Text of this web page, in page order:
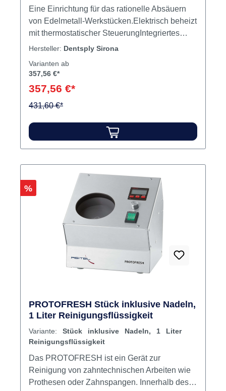
Eine Einrichtung für das rationelle Absäuern
von Edelmetall-Werkstücken.Elektrisch beheizt
mit thermostatischer SteuerungIntegriertes
Schwenksieb aus säurebeständigem
säurebeständigem und schlagfestem
Beizgerät
Hersteller: Dentsply Sirona
Varianten ab
357,56 €*
357,56 €*
431,60 €*
Rabatt
%
PROTOFRESH Stück inklusive Nadeln,
1 Liter Reinigungsflüssigkeit
Variante: Stück inklusive Nadeln, 1 Liter
Reinigungsflüssigkeit
Das PROTOFRESH ist ein Gerät zur
Reinigung von zahntechnischen Arbeiten wie
Prothesen oder Zahnspangen. Innerhalb des